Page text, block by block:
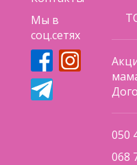
Мы в
соц.сетях
050
068